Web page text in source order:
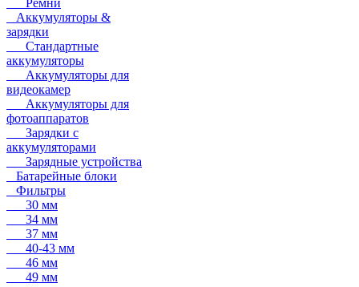
Ремни
Аккумуляторы &
зарядки
Стандартные
аккумуляторы
Аккумуляторы для
видеокамер
Аккумуляторы для
фотоаппаратов
Зарядки с
аккумуляторами
Зарядные устройства
Батарейные блоки
Фильтры
30 мм
34 мм
37 мм
40-43 мм
46 мм
49 мм